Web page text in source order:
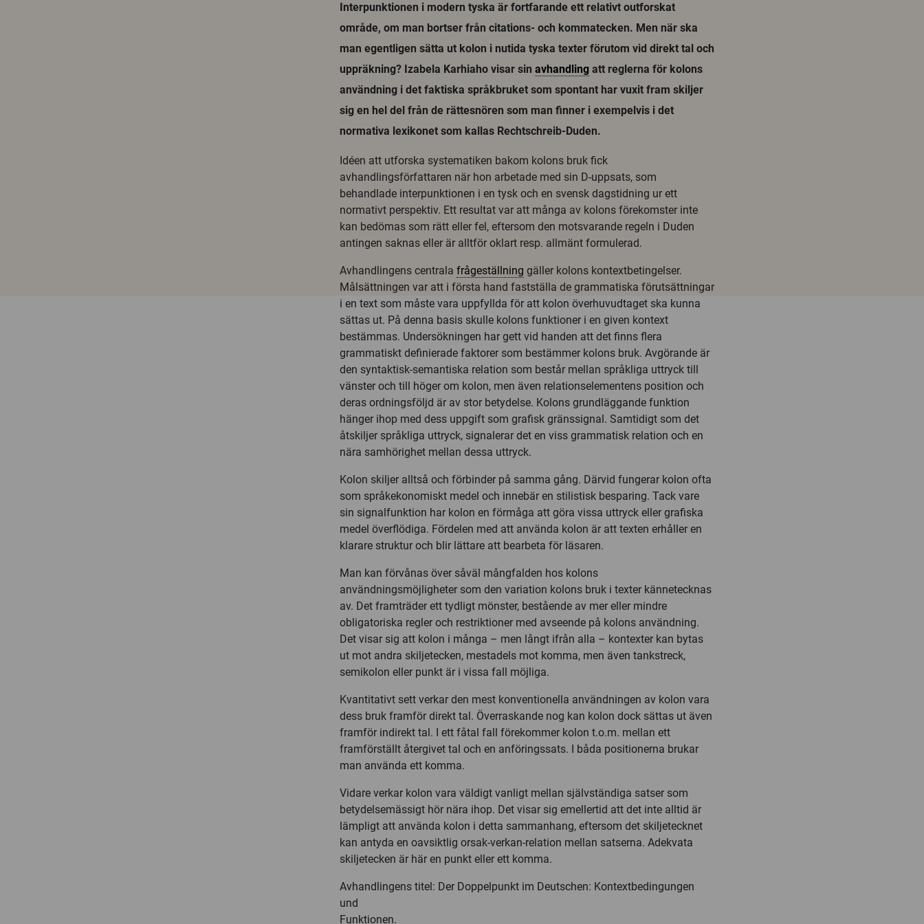
Interpunktionen i modern tyska är fortfarande ett relativt outforskat
område, om man bortser från citations- och kommatecken. Men när ska
man egentligen sätta ut kolon i nutida tyska texter förutom vid direkt tal och
uppräkning? Izabela Karhiaho visar sin avhandling att reglerna för kolons
användning i det faktiska språkbruket som spontant har vuxit fram skiljer
sig en hel del från de rättesnören som man finner i exempelvis i det
normativa lexikonet som kallas Rechtschreib-Duden.
Idéen att utforska systematiken bakom kolons bruk fick
avhandlingsförfattaren när hon arbetade med sin D-uppsats, som
behandlade interpunktionen i en tysk och en svensk dagstidning ur ett
normativt perspektiv. Ett resultat var att många av kolons förekomster inte
kan bedömas som rätt eller fel, eftersom den motsvarande regeln i Duden
antingen saknas eller är alltför oklart resp. allmänt formulerad.
Avhandlingens centrala frågeställning gäller kolons kontextbetingelser.
Målsättningen var att i första hand fastställa de grammatiska förutsättningar
i en text som måste vara uppfyllda för att kolon överhuvudtaget ska kunna
sättas ut. På denna basis skulle kolons funktioner i en given kontext
bestämmas. Undersökningen har gett vid handen att det finns flera
grammatiskt definierade faktorer som bestämmer kolons bruk. Avgörande är
den syntaktisk-semantiska relation som består mellan språkliga uttryck till
vänster och till höger om kolon, men även relationselementens position och
deras ordningsföljd är av stor betydelse. Kolons grundläggande funktion
hänger ihop med dess uppgift som grafisk gränssignal. Samtidigt som det
åtskiljer språkliga uttryck, signalerar det en viss grammatisk relation och en
nära samhörighet mellan dessa uttryck.
Kolon skiljer alltså och förbinder på samma gång. Därvid fungerar kolon ofta
som språkekonomiskt medel och innebär en stilistisk besparing. Tack vare
sin signalfunktion har kolon en förmåga att göra vissa uttryck eller grafiska
medel överflödiga. Fördelen med att använda kolon är att texten erhåller en
klarare struktur och blir lättare att bearbeta för läsaren.
Man kan förvånas över såväl mångfalden hos kolons
användningsmöjligheter som den variation kolons bruk i texter kännetecknas
av. Det framträder ett tydligt mönster, bestående av mer eller mindre
obligatoriska regler och restriktioner med avseende på kolons användning.
Det visar sig att kolon i många – men långt ifrån alla – kontexter kan bytas
ut mot andra skiljetecken, mestadels mot komma, men även tankstreck,
semikolon eller punkt är i vissa fall möjliga.
Kvantitativt sett verkar den mest konventionella användningen av kolon vara
dess bruk framför direkt tal. Överraskande nog kan kolon dock sättas ut även
framför indirekt tal. I ett fåtal fall förekommer kolon t.o.m. mellan ett
framförställt återgivet tal och en anföringssats. I båda positionerna brukar
man använda ett komma.
Vidare verkar kolon vara väldigt vanligt mellan självständiga satser som
betydelsemässigt hör nära ihop. Det visar sig emellertid att det inte alltid är
lämpligt att använda kolon i detta sammanhang, eftersom det skiljetecknet
kan antyda en oavsiktlig orsak-verkan-relation mellan satserna. Adekvata
skiljetecken är här en punkt eller ett komma.
Avhandlingens titel: Der Doppelpunkt im Deutschen: Kontextbedingungen
und
Funktionen.